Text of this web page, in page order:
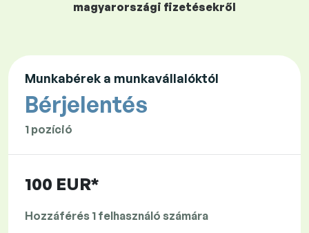
magyarországi fizetésekről
Munkabérek a munkavállalóktól
Bérjelentés
1 pozíció
100 EUR*
Hozzáférés 1 felhasználó számára